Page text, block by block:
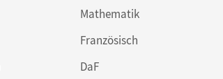
Mathematik
Französisch
DaF